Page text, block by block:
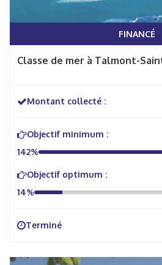
FINANCÉ
Classe de mer à Talmont-
Montant collecté :
Objectif minimum :
142%
Objectif optimum :
14%
Terminé